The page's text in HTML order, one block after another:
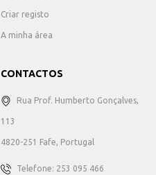
Criar registo
A minha área
CONTACTOS
Rua Prof. Humberto Gonçalves,
113
4820-251 Fafe, Portugal
Telefone: 253 095 466